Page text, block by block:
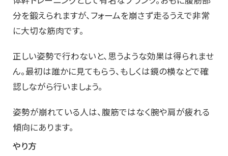
分を鍛えられますが、フォームを崩さず走るうえで非常
に大切な筋肉です。
正しい姿勢で行わないと、思うような効果は得られませ
ん。最初は誰かに見てもらう、もしくは鏡の横などで確
認しながら行いましょう。
姿勢が崩れている人は、腹筋ではなく腕や肩が疲れる
傾向にあります。
やり方